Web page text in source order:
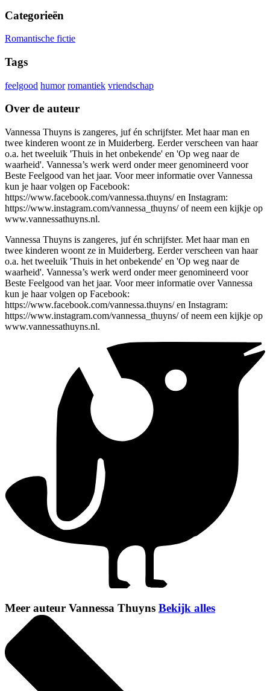
Categorieën
Romantische fictie
Tags
feelgood humor romantiek vriendschap
Over de auteur
Vannessa Thuyns is zangeres, juf én schrijfster. Met haar man en
twee kinderen woont ze in Muiderberg. Eerder verscheen van haar
o.a. het tweeluik 'Thuis in het onbekende' en 'Op weg naar de
waarheid'. Vannessa’s werk werd onder meer genomineerd voor
Beste Feelgood van het jaar. Voor meer informatie over Vannessa
kun je haar volgen op Facebook:
https://www.facebook.com/vannessa.thuyns/ en Instagram:
https://www.instagram.com/vannessa_thuyns/ of neem een kijkje op
www.vannessathuyns.nl.
Vannessa Thuyns is zangeres, juf én schrijfster. Met haar man en
twee kinderen woont ze in Muiderberg. Eerder verscheen van haar
o.a. het tweeluik 'Thuis in het onbekende' en 'Op weg naar de
waarheid'. Vannessa’s werk werd onder meer genomineerd voor
Beste Feelgood van het jaar. Voor meer informatie over Vannessa
kun je haar volgen op Facebook:
https://www.facebook.com/vannessa.thuyns/ en Instagram:
https://www.instagram.com/vannessa_thuyns/ of neem een kijkje op
www.vannessathuyns.nl.
Meer auteur Vannessa Thuyns Bekijk alles